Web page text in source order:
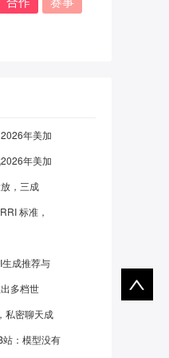
年美加
年美加
，三成
标准，
成推荐与
多档世
私密聊天成
：模型没有